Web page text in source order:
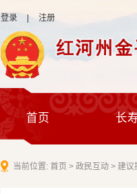
登录 注册
首页 长
当前位置:首页 >政民互动 > 建议